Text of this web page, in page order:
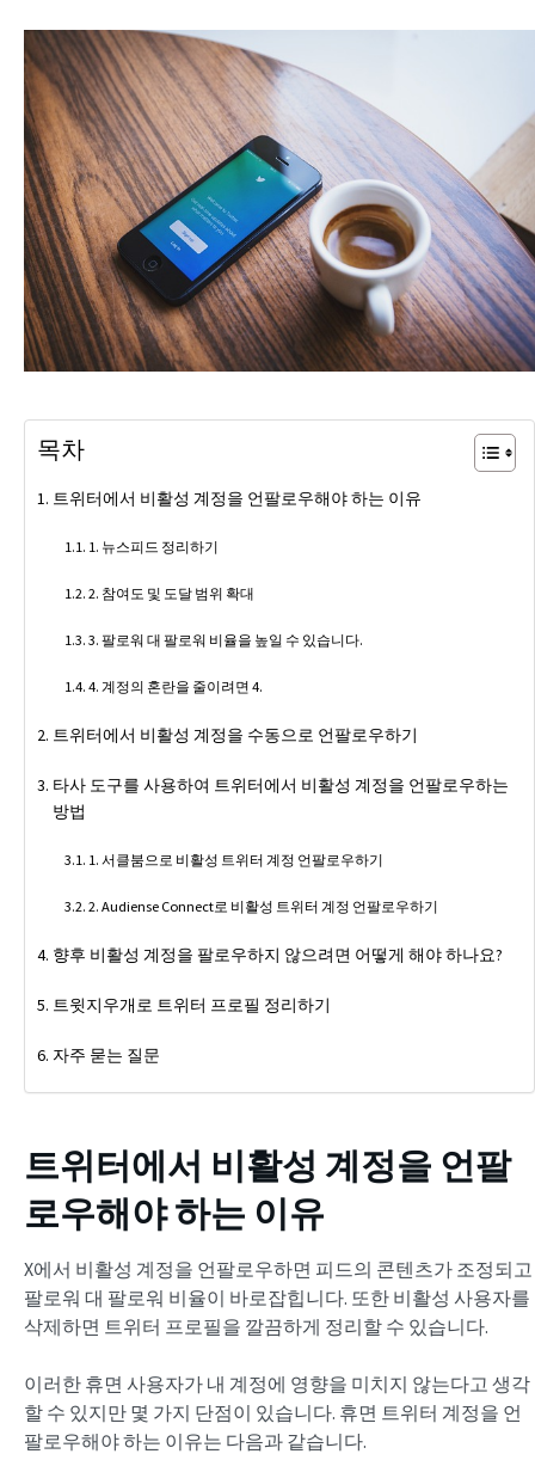
목차
트위터에서 비활성 계정을 언팔로우해야 하는 이유
1. 뉴스피드 정리하기
2. 참여도 및 도달 범위 확대
3. 팔로워 대 팔로워 비율을 높일 수 있습니다.
4. 계정의 혼란을 줄이려면 4.
트위터에서 비활성 계정을 수동으로 언팔로우하기
타사 도구를 사용하여 트위터에서 비활성 계정을 언팔로우하는
방법
1. 서클붐으로 비활성 트위터 계정 언팔로우하기
2. Audiense Connect로 비활성 트위터 계정 언팔로우하기
향후 비활성 계정을 팔로우하지 않으려면 어떻게 해야 하나요?
트윗지우개로 트위터 프로필 정리하기
자주 묻는 질문
트위터에서 비활성 계정을 언팔
로우해야 하는 이유
X에서 비활성 계정을 언팔로우하면 피드의 콘텐츠가 조정되고
팔로워 대 팔로워 비율이 바로잡힙니다. 또한 비활성 사용자를
삭제하면 트위터 프로필을 깔끔하게 정리할 수 있습니다.
이러한 휴면 사용자가 내 계정에 영향을 미치지 않는다고 생각
할 수 있지만 몇 가지 단점이 있습니다. 휴면 트위터 계정을 언
팔로우해야 하는 이유는 다음과 같습니다.